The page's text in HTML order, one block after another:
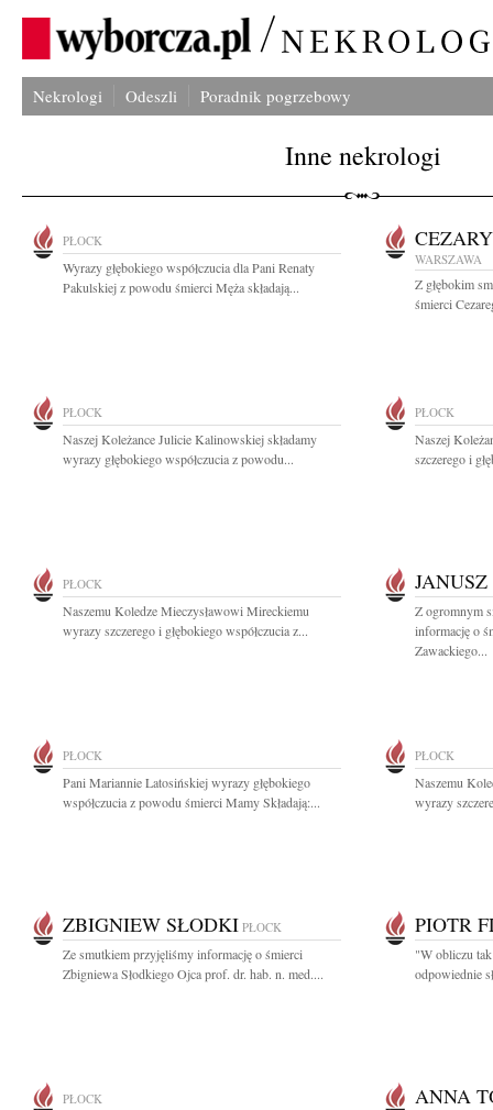
Nekrologi Odeszli Poradnik pogrzebowy
Inne nekrologi
PŁOCK
Wyrazy głębokiego współczucia dla Pani Renaty
Pakulskiej z powodu śmierci Męża składają...
WARSZAWA
Z głębokim
śmierci
PŁOCK
Naszej Koleżance Julicie Kalinowskiej składamy
wyrazy głębokiego współczucia z powodu...
PŁOCK
Naszej
szczerego i
PŁOCK
Naszemu Koledze Mieczysławowi Mireckiemu
wyrazy szczerego i głębokiego współczucia z...
Z ogromnym
informację o
Zawackiego...
PŁOCK
Pani Mariannie Latosińskiej wyrazy głębokiego
współczucia z powodu śmierci Mamy Składają:...
PŁOCK
Naszemu
wyrazy
ZBIGNIEW SŁODKI PŁOCK
Ze smutkiem przyjęliśmy informację o śmierci
Zbigniewa Słodkiego Ojca prof. dr. hab. n. med....
PIOTR
"W obliczu
odpowiednie
PŁOCK ANNA